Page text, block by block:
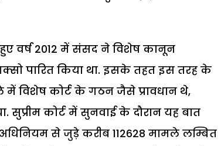
वर्ष 2012 में संसद ने विशेष कानून
पारित किया था. इसके तहत इस तरह के
विशेष कोर्ट के गठन जैसे प्रावधान थे,
कोर्ट में सुनवाई के दौरान यह बात
से जुड़े करीब 112628 मामले लम्बित